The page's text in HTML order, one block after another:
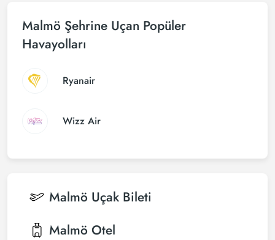
Malmö Şehrine Uçan Popüler
Havayolları
Ryanair
Wizz Air
Malmö Uçak Bileti
Malmö Otel